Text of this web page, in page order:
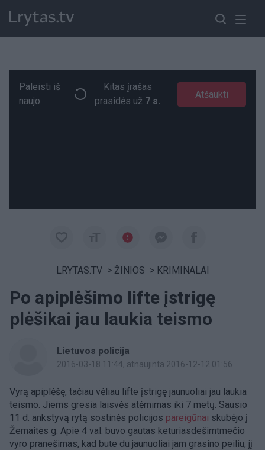
Paremkite Ukrainą
Paleisti iš
naujo
Kitas įrašas
prasidės už 7 s.
Atšaukti
LRYTAS.TV > ŽINIOS > KRIMINALAI
Po apiplėšimo lifte įstrigę
plėšikai jau laukia teismo
Lietuvos policija
2016-03-18 11:44, atnaujinta 2016-12-12 01:56
Vyrą apiplėšę, tačiau vėliau lifte įstrigę jaunuoliai jau laukia
teismo. Jiems gresia laisvės atėmimas iki 7 metų. Sausio
11 d. ankstyvą rytą sostinės policijos pareigūnai skubėjo į
Žemaitės g. Apie 4 val. buvo gautas keturiasdešimtmečio
vyro pranešimas, kad bute du jaunuoliai jam grasino peiliu, jį